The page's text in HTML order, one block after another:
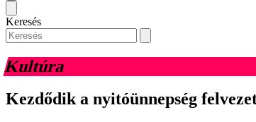
Keresés
Kultúra
Kezdődik a nyitóünnepség